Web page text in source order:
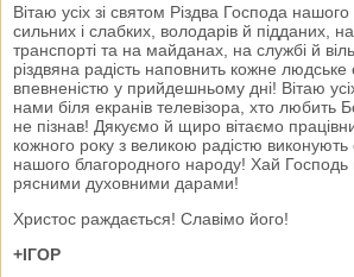
Вітаю усіх зі святом Різдва Господа
сильних і слабких, володарів й підданих,
транспорті та на майданах, на службі й
різдвяна радість наповнить кожне
впевненістю у прийдешньому дні! Вітаю
нами біля екранів телевізора, хто любить
не пізнав! Дякуємо й щиро вітаємо
кожного року з великою радістю виконують
нашого благородного народу! Хай Господь
рясними духовними дарами!
Христос раждається! Славімо його!
+ІГОР